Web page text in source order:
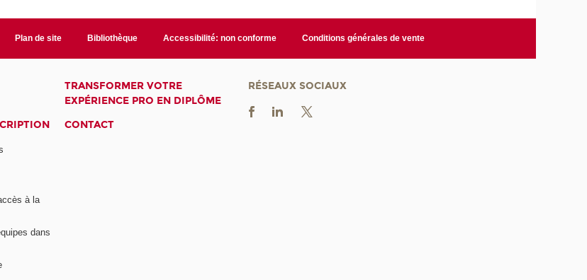
Plan de site Bibliothèque Accessibilité: non conforme Conditions générales de vente
TRANSFORMER VOTRE
EXPÉRIENCE PRO EN DIPLÔME
à la
dans
CONTACT
RÉSEAUX SOCIAUX